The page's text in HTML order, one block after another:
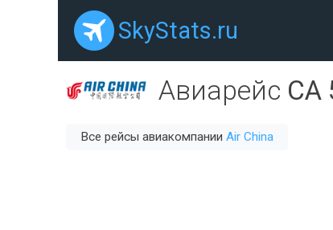
SkyStats.ru
Авиарейс CA
Все рейсы авиакомпании Air China